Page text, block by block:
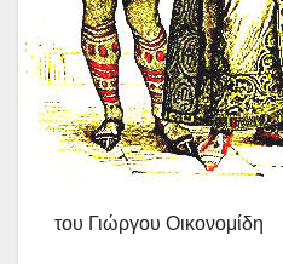
του Γιώργου Οικονομίδη